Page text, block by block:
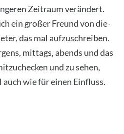
Zeit­raum ver­än­dert.
ein gro­ßer Freund von die­
das mal auf­zu­schrei­ben.
mit­tags, abends und das
und zu sehen,
wie für einen Ein­fluss.